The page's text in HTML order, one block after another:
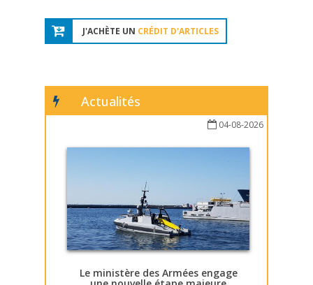
J'ACHÈTE UN CRÉDIT D'ARTICLES
Actualités
04-08-2026
Le ministère des Armées engage